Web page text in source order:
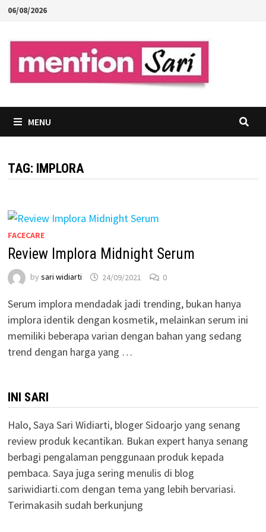
Skip
content
06/08/2026
MENU
TAG: IMPLORA
FACECARE
Review Implora Midnight Serum
by sari widiarti 24/09/2021 0
Serum implora mendadak jadi trending, bukan hanya
implora identik dengan kosmetik, melainkan serum ini
memiliki beberapa varian dengan bahan yang sedang
trend dengan harga yang …
INI SARI
Halo, Saya Sari Widiarti, bloger Sidoarjo yang senang
review produk kecantikan. Bukan expert hanya senang
berbagi pengalaman penggunaan produk kepada
pembaca. Saya juga sering menulis di blog
sariwidiarti.com dengan tema yang lebih bervariasi.
Terimakasih sudah berkunjung